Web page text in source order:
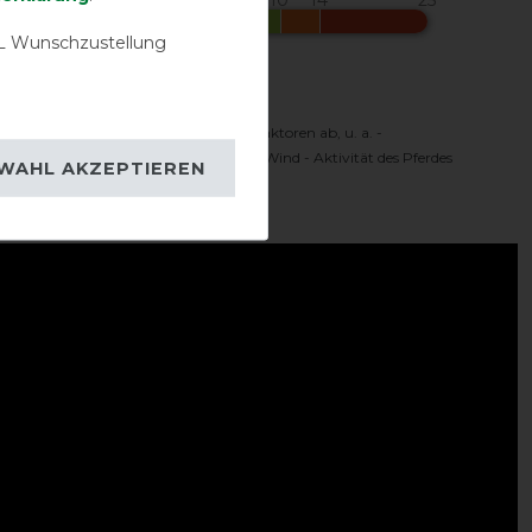
Temperaturbereich hängt von vielen Faktoren ab, u. a. -
- Sonnenschein - Feuchtigkeit - Wind - Aktivität des Pferdes
Wunschzustellung
AKZEPTIEREN